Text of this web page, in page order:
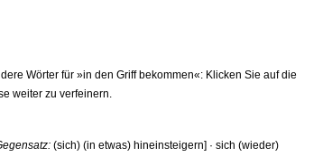
Wörter für »in den Griff bekommen«: Klicken Sie auf die
weiter zu verfeinern.
(sich) (in etwas) hineinsteigern] · sich (wieder)